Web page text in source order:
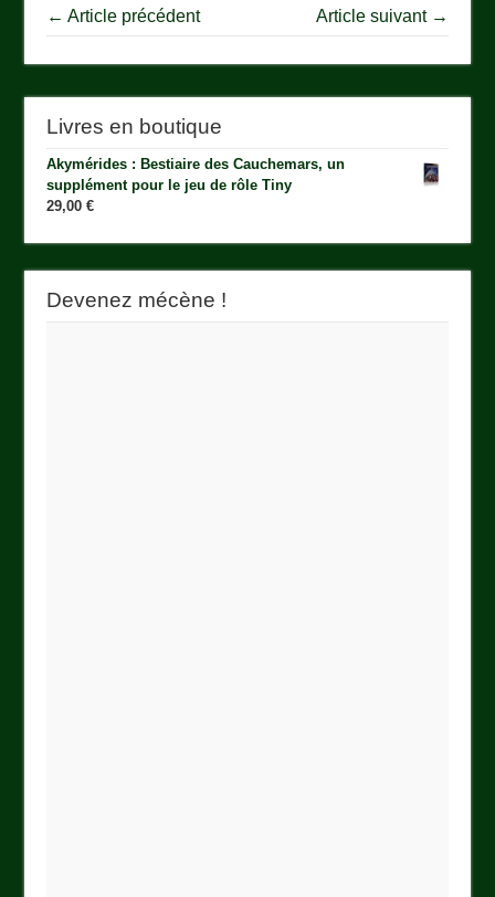
← Article précédent Article suivant →
Livres en boutique
Akymérides : Bestiaire des Cauchemars, un
supplément pour le jeu de rôle Tiny
29,00€
Devenez mécène !